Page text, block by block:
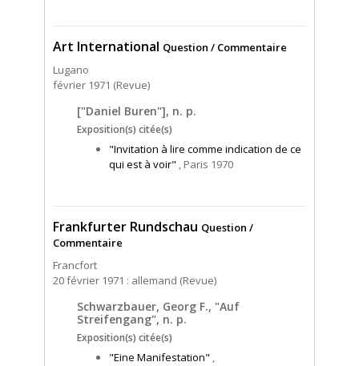
Art International Question / Commentaire
Lugano
février 1971 (Revue)
["Daniel Buren"], n. p.
Exposition(s) citée(s)
"Invitation à lire comme indication de ce
qui est à voir" , Paris 1970
Frankfurter Rundschau Question /
Commentaire
Francfort
20 février 1971 : allemand (Revue)
Schwarzbauer, Georg F., "Auf
Streifengang", n. p.
Exposition(s) citée(s)
"Eine Manifestation" ,